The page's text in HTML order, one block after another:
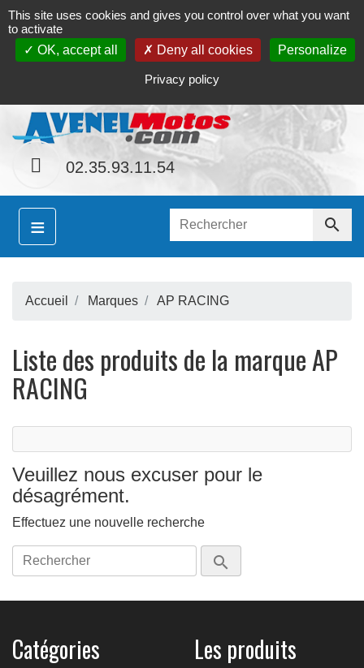
Contact Le magasin Mon compte
02.35.93.11.54
≡ 
Accueil Marques AP RACING
Liste des produits de la marque AP
RACING
Veuillez nous excuser pour le
désagrément.
Effectuez une nouvelle recherche

Catégories Les produits
This site uses cookies and gives you control over what you want
to activate
OK, accept all
Deny all cookies Personalize
Privacy policy